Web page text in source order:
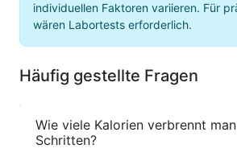
individuellen Faktoren variieren. Für
wären Labortests erforderlich.
Häufig gestellte Fragen
Wie viele Kalorien verbrennt
Schritten?